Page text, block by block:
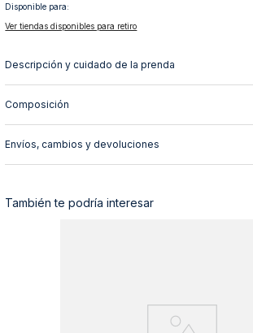
Disponible para:
Ver tiendas disponibles para retiro
Descripción y cuidado de la prenda
Composición
Envíos, cambios y devoluciones
También te podría interesar